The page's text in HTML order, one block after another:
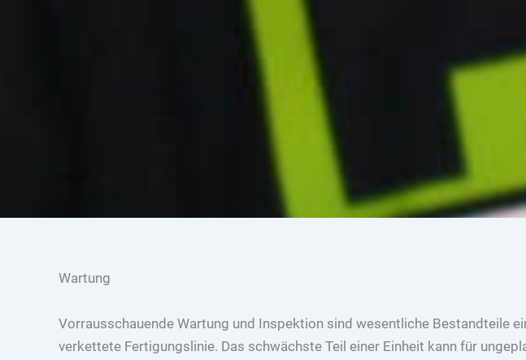
Wartung
Vorrausschauende Wartung und Inspektion sind wesentliche Bestandteile
verkettete Fertigungslinie. Das schwächste Teil einer Einheit kann für